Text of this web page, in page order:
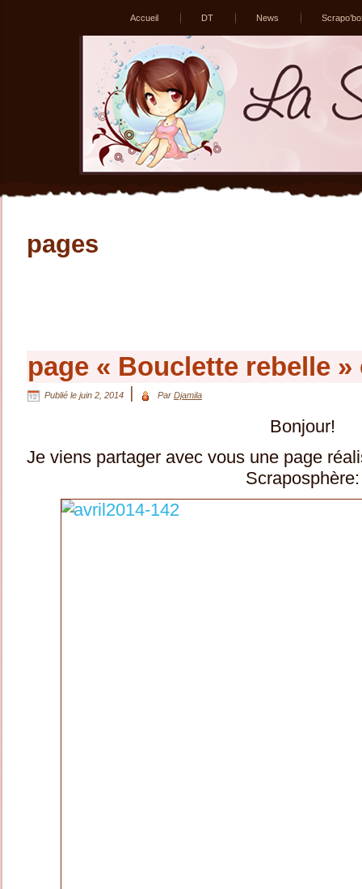
Accueil DT News
pages
page « Bouclette rebelle »
Publié le juin 2, 2014 Par Djamila
Bonjour!
Je viens partager avec vous une page
Scraposphère: